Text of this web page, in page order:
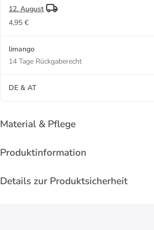
12. August
4,95 €
limango
14 Tage Rückgaberecht
DE & AT
Material & Pflege
Produktinformation
Details zur Produktsicherheit